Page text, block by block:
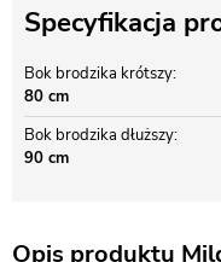
Specyfikacja
Bok brodzika krótszy
80 cm
Bok brodzika dłuższy
90 cm
Opis produktu